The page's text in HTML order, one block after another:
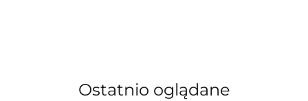
Ostatnio oglądane